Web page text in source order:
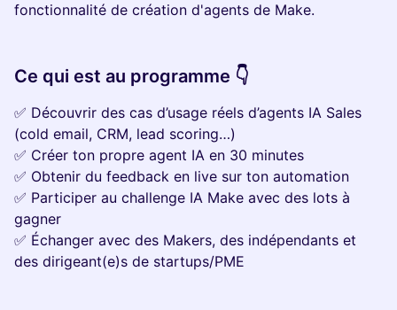
fonctionnalité de création d'agents de Make.
Ce qui est au programme 👇
✅ Découvrir des cas d’usage réels d’agents IA Sales
(cold email, CRM, lead scoring…)
✅ Créer ton propre agent IA en 30 minutes
✅ Obtenir du feedback en live sur ton automation
✅ Participer au challenge IA Make avec des lots à
gagner
✅ Échanger avec des Makers, des indépendants et
des dirigeant(e)s de startups/PME